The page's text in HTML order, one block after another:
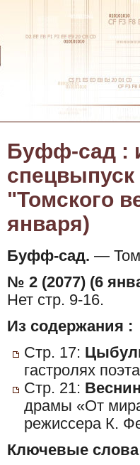
Буфф-сад :
спецвыпуск
"Томского
января)
Буфф-сад. —
№ 2 (2077) (6
Нет стр. 9-16.
Из содержания :
Стр. 17:
гастролях
Стр. 21:
драмы «От
режиссера К.
Ключевые слова